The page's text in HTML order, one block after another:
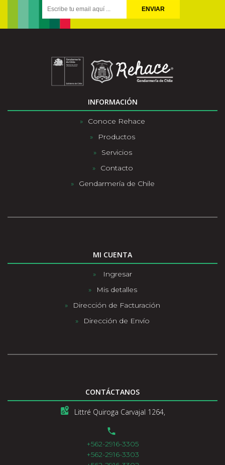
ENVIAR
INFORMACIÓN
Conoce Rehace
Productos
Servicios
Contacto
Gendarmería de Chile
MI CUENTA
Ingresar
Mis detalles
Dirección de Facturación
Dirección de Envío
CONTÁCTANOS
Littré Quiroga Carvajal 1264,
+562-2916-3305
+562-2916-3303